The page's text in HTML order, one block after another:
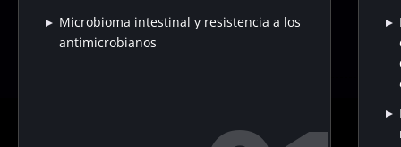
Microbioma intestinal y resistencia a los
antimicrobianos